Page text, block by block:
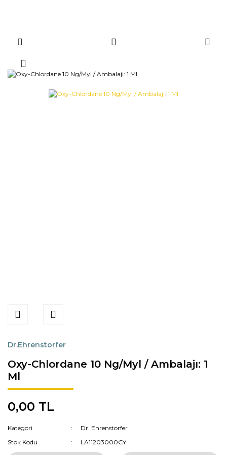
Dr.Ehrenstorfer
Oxy-Chlordane 10 Ng/Myl / Ambalajı: 1
Ml
0,00 TL
Kategori
Dr. Ehrenstorfer
Stok Kodu
LA11203000CY